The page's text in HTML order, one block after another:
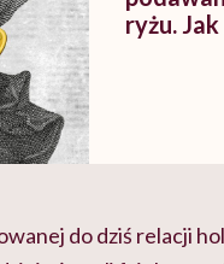
ryżu.
do dziś relacji